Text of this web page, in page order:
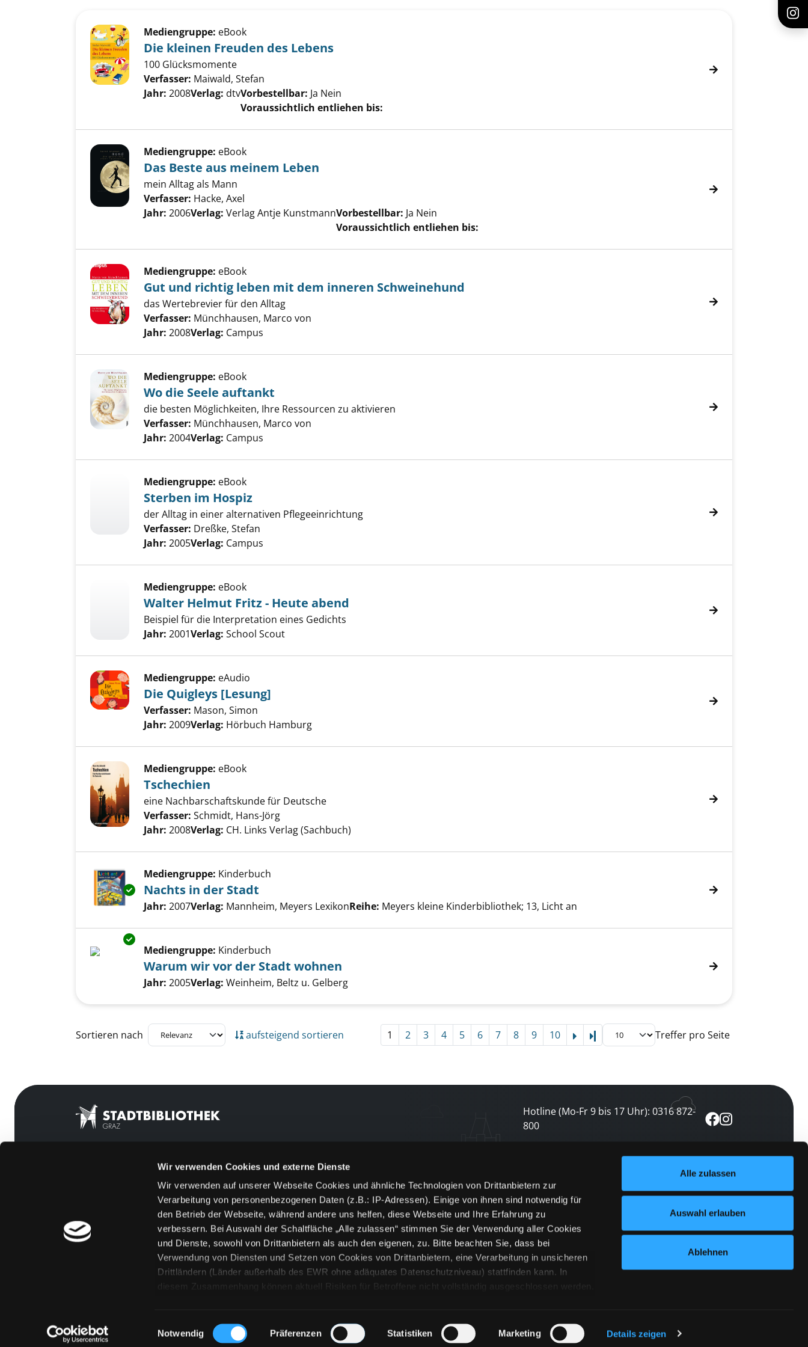
Wir verwenden Cookies und externe Dienste
Wir verwenden auf unserer Webseite Cookies und ähnliche Technologien von Drittanbietern zur
Verarbeitung von personenbezogenen Daten (z.B.: IP-Adressen). Einige von ihnen sind notwendig für
den Betrieb der Webseite, während andere uns helfen, diese Webseite und Ihre Erfahrung zu
verbessern. Bei Auswahl der Schaltfläche „Alle zulassen“ stimmen Sie der Verwendung aller Cookies
und Dienste, sowohl von Drittanbietern als auch den eigenen, zu. Bitte beachten Sie, dass bei
Verwendung von Diensten und Setzen von Cookies von Drittanbietern, eine Verarbeitung in unsicheren
Drittländern (Länder außerhalb des EWR ohne adäquates Datenschutzniveau) stattfinden kann. In
diesem Zusammenhang können aktuell Risiken für Betroffene nicht vollständig ausgeschlossen werden.
„Details zeigen“ finden Sie Erklärungen zu den verschiedenen Kategorien von Cookies und ähnlichen
Technologien. Selbstverständlich können Sie über unsere „Cookie-Einstellungen“ unter dem Button links
Einwilligungsauswahl
Notwendig Präferenzen Statistiken Marketing Details zeigen
Alle zulassen
Auswahl erlauben
Ablehnen
Mediengruppe: eBook
Die kleinen Freuden des Lebens
100 Glücksmomente
Verfasser: Maiwald, Stefan
Jahr: 2008Verlag: dtvVorbestellbar: Ja Nein
Voraussichtlich entliehen bis:
Mediengruppe: eBook
Das Beste aus meinem Leben
mein Alltag als Mann
Verfasser: Hacke, Axel
Jahr: 2006Verlag: Verlag Antje KunstmannVorbestellbar: Ja Nein
Voraussichtlich entliehen bis:
Mediengruppe: eBook
Gut und richtig leben mit dem inneren Schweinehund
das Wertebrevier für den Alltag
Verfasser: Münchhausen, Marco von
Jahr: 2008Verlag: Campus
Mediengruppe: eBook
Wo die Seele auftankt
die besten Möglichkeiten, Ihre Ressourcen zu aktivieren
Verfasser: Münchhausen, Marco von
Jahr: 2004Verlag: Campus
Mediengruppe: eBook
Sterben im Hospiz
der Alltag in einer alternativen Pflegeeinrichtung
Verfasser: Dreßke, Stefan
Jahr: 2005Verlag: Campus
Mediengruppe: eBook
Walter Helmut Fritz - Heute abend
Beispiel für die Interpretation eines Gedichts
Suche nach diesem Verfasser
Jahr: 2001Verlag: School Scout
Mediengruppe: eAudio
Die Quigleys [Lesung]
Verfasser: Mason, Simon
Jahr: 2009Verlag: Hörbuch Hamburg
Mediengruppe: eBook
Tschechien
eine Nachbarschaftskunde für Deutsche
Verfasser: Schmidt, Hans-Jörg
Jahr: 2008Verlag: CH. Links Verlag (Sachbuch)
Exemplar-Details von Nachts in der Stadt anzeigen
Mediengruppe: Kinderbuch
Nachts in der Stadt
Suche nach diesem Verfasser
Jahr: 2007Verlag: Mannheim, Meyers LexikonReihe: Meyers kleine Kinderbibliothek; 13, Licht an
Exemplar-Details von Warum wir vor der Stadt wohnen anzeigen
Mediengruppe: Kinderbuch
Warum wir vor der Stadt wohnen
Suche nach diesem Verfasser
Jahr: 2005Verlag: Weinheim, Beltz u. Gelberg
Zu den Suchfiltern springen
Sortieren nach aufsteigend sortieren 1 2 3 4 5 6 7 8 9 10 Letzte Seite Treffer pro Seite
Hotline (Mo-Fr 9 bis 17 Uhr): 0316 872-
800
[kju:b]
Feedback
Kontakt
Über uns
Jobs
Medienwunsch
FAQs
Newsletter abonnieren
und keine Veranstaltung verpassen
jetzt abonnieren